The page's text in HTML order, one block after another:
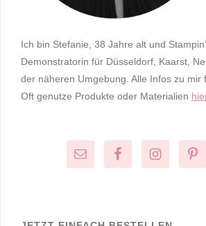
Ich bin Stefanie, 38 Jahre alt und
Demonstratorin für Düsseldorf, Kaarst,
der näheren Umgebung. Alle Infos zu mir
Oft genutze Produkte oder Materialien